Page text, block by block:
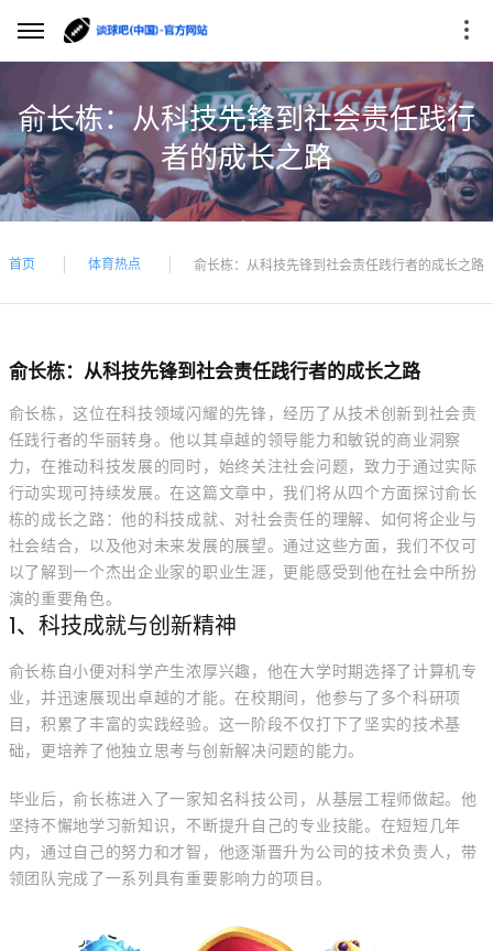
俞长栋：从科技先锋到社会责任践行
者的成长之路
首页 体育热点 俞长栋：从科技先锋到社会责任践行者的成长之路
俞长栋：从科技先锋到社会责任践行者的成长之路
俞长栋，这位在科技领域闪耀的先锋，经历了从技术创新到社会责
任践行者的华丽转身。他以其卓越的领导能力和敏锐的商业洞察
力，在推动科技发展的同时，始终关注社会问题，致力于通过实际
行动实现可持续发展。在这篇文章中，我们将从四个方面探讨俞长
栋的成长之路：他的科技成就、对社会责任的理解、如何将企业与
社会结合，以及他对未来发展的展望。通过这些方面，我们不仅可
以了解到一个杰出企业家的职业生涯，更能感受到他在社会中所扮
演的重要角色。
1、科技成就与创新精神
俞长栋自小便对科学产生浓厚兴趣，他在大学时期选择了计算机专
业，并迅速展现出卓越的才能。在校期间，他参与了多个科研项
目，积累了丰富的实践经验。这一阶段不仅打下了坚实的技术基
础，更培养了他独立思考与创新解决问题的能力。
毕业后，俞长栋进入了一家知名科技公司，从基层工程师做起。他
坚持不懈地学习新知识，不断提升自己的专业技能。在短短几年
内，通过自己的努力和才智，他逐渐晋升为公司的技术负责人，带
领团队完成了一系列具有重要影响力的项目。